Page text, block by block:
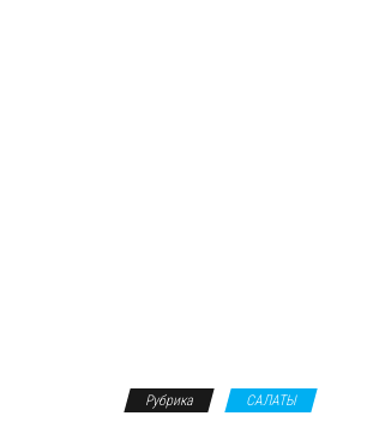
Рубрика САЛАТЫ